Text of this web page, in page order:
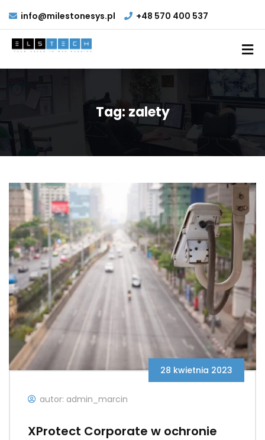
info@milestonesys.pl +48 570 400 537
Tag: zalety
28 kwietnia 2023
autor: admin_marcin
XProtect Corporate w ochronie